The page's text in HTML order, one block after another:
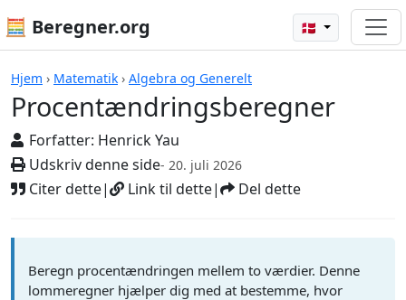
🧮 Beregner.org 🇩🇰
Hjem › Matematik › Algebra og Generelt
Procentændringsberegner
Forfatter: Henrick Yau
Udskriv denne side- 20. juli 2026
Citer dette| Link til dette| Del dette
Beregnere
Beregn procentændringen mellem to værdier. Denne
lommeregner hjælper dig med at bestemme, hvor